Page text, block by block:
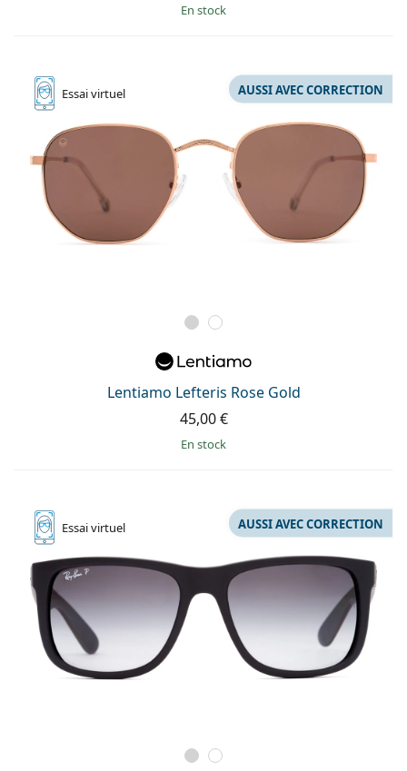
en stock
Essaivirtuel
Lentiamo Lefteris Rose Gold
AUSSI AVEC CORRECTION
45,00 €
en stock
Essaivirtuel AUSSI AVEC CORRECTION